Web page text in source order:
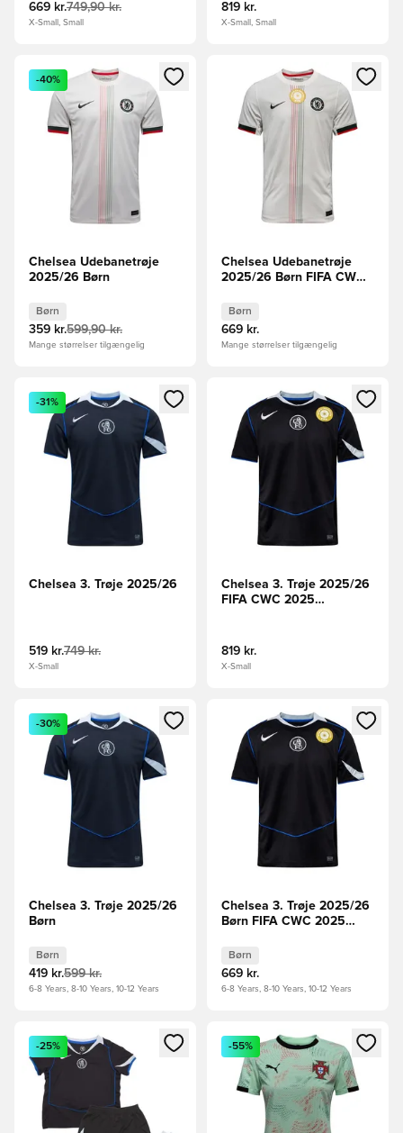
669 kr.749,90 kr.
X-Small, Small
819 kr.
X-Small, Small
Åbner en Modal til at logge ind eller tilmelde dig som
-40%
Chelsea Udebanetrøje
2025/26 Børn
Børn
359 kr.599,90 kr.
Mange størrelser tilgængelig
Åbner en Modal til at logge
Chelsea Udebanetrøje
2025/26 Børn FIFA CWC
Børn
669 kr.
Mange størrelser tilgængelig
Åbner en Modal til at logge ind eller tilmelde dig som
-31%
Chelsea 3. Trøje 2025/26
519 kr.749 kr.
X-Small
Åbner en Modal til at logge
Chelsea 3. Trøje 2025/26
FIFA CWC 2025
819 kr.
X-Small
Åbner en Modal til at logge ind eller tilmelde dig som
-30%
Chelsea 3. Trøje 2025/26
Børn
Børn
419 kr.599 kr.
6-8 Years, 8-10 Years, 10-12 Years
Åbner en Modal til at logge
Chelsea 3. Trøje 2025/26
Børn FIFA CWC 2025
Børn
669 kr.
6-8 Years, 8-10 Years, 10-12 Years
Åbner en Modal til at logge ind eller tilmelde dig som
-25%
Åbner en Modal til at logge
-55%